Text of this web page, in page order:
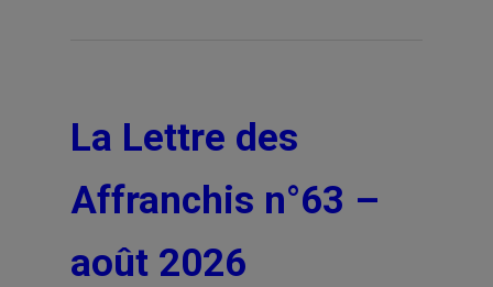
La Lettre des
Affranchis n°63 –
août 2026